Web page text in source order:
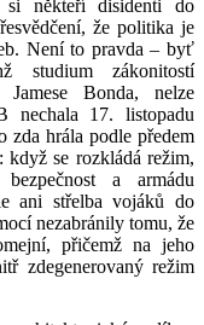
si někteří disidenti do
že politika je
Není to pravda – byť
studium zákonitostí
Bonda, nelze
17. listopadu
zda hrála podle předem
když se rozkládá režim,
a armádu
ani střelba vojáků do
nezabránily tomu, že
přičemž na jeho
zdegenerovaný režim